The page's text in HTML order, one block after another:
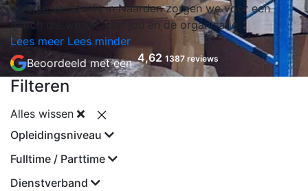
diverse vacatures in Naarden zorgen we voor een
match die werkt: voor jou én de organisatie.
Lees meer Lees minder
Beoordeeld met een 4,62 1387 reviews
Filteren
Alles wissen
Opleidingsniveau
Fulltime / Parttime
Dienstverband